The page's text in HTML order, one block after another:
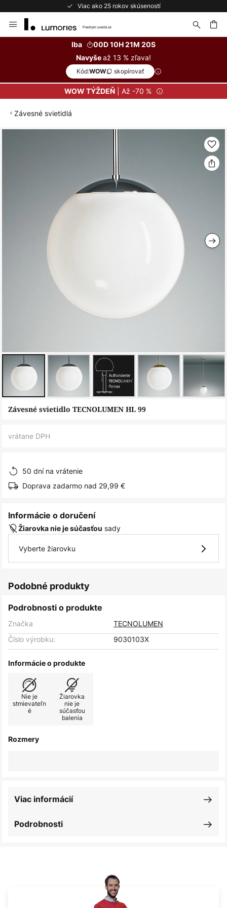
Bezplatné vrátenie do 50 dní
to
Iba
00D 10H 21M 19S
Navyšeaž 13 % zľava!
Kód:WOW skopírovať
WOW TÝŽDEŇ| Až -70 %
Závesné svietidlá
Preskočiť
Závesné svietidlo TECNOLUMEN HL 99
vrátane DPH
50 dní na vrátenie
Doprava zadarmo nad 29,99 €
Informácie o doručení
Žiarovka nie je súčasťou sady
Vyberte žiarovku
Podobné produkty
Podrobnosti o produkte
Značka
TECNOLUMEN
Číslo výrobku:
9030103X
Informácie o produkte
Nie je
stmievateľn
é
Žiarovka
nie je
súčasťou
balenia
Rozmery
Podrobnosti
Viac informácií